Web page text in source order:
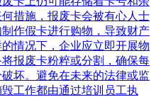
措施，报废卡会被有心人士
作假卡进行购物，导致财产
情况下，企业应立即开展物
报废卡粉粹或分割，确保每
坏。避免在未来的法律或监
工作都由通过培训员工执